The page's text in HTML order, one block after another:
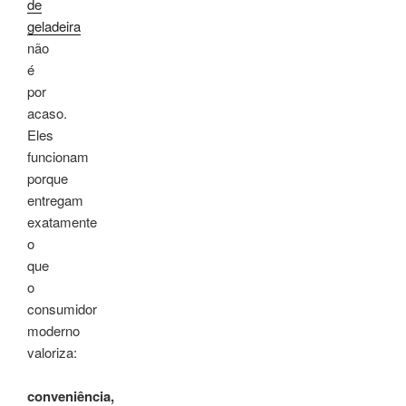
de
geladeira
não
é
por
acaso.
Eles
funcionam
porque
entregam
exatamente
o
que
o
consumidor
moderno
valoriza:
conveniência,